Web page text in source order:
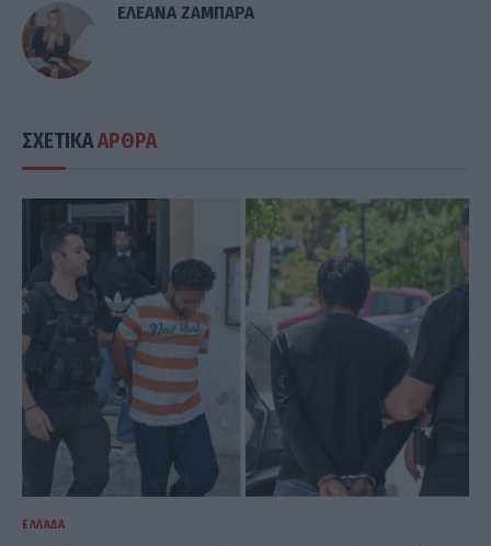
ΕΛΕΑΝΑ ΖΑΜΠΑΡΑ
ΣΧΕΤΙΚΑΑΡΘΡΑ
ΕΛΛΆΔΑ